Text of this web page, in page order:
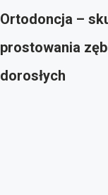
Ortodoncja –
prostowania
dorosłych